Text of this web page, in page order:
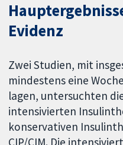
Evidenz
Zwei Studien, mit
mindestens eine
lagen, untersuchten
intensivierten
konservativen
CIP/CIM. Die